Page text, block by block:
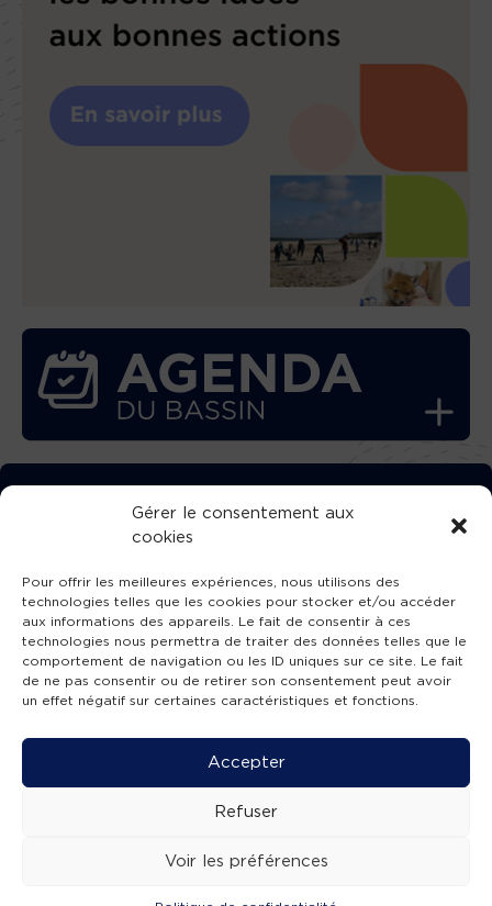
Gérer le consentement aux
cookies
Pour offrir les meilleures expériences, nous utilisons des
technologies telles que les cookies pour stocker et/ou accéder
aux informations des appareils. Le fait de consentir à ces
technologies nous permettra de traiter des données telles que le
comportement de navigation ou les ID uniques sur ce site. Le fait
de ne pas consentir ou de retirer son consentement peut avoir
un effet négatif sur certaines caractéristiques et fonctions.
Accepter
Refuser
Voir les préférences
TÉLÉCHARGEZ GRATUITEMENT
L’APPLICATION TVBA !
SUIVEZ-NOUS !
Mentions légales -Accessibilité